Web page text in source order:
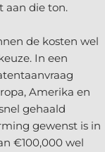
aan die ton.
de kosten wel
In een
Amerika en
gehaald
gewenst is in
€100,000 wel